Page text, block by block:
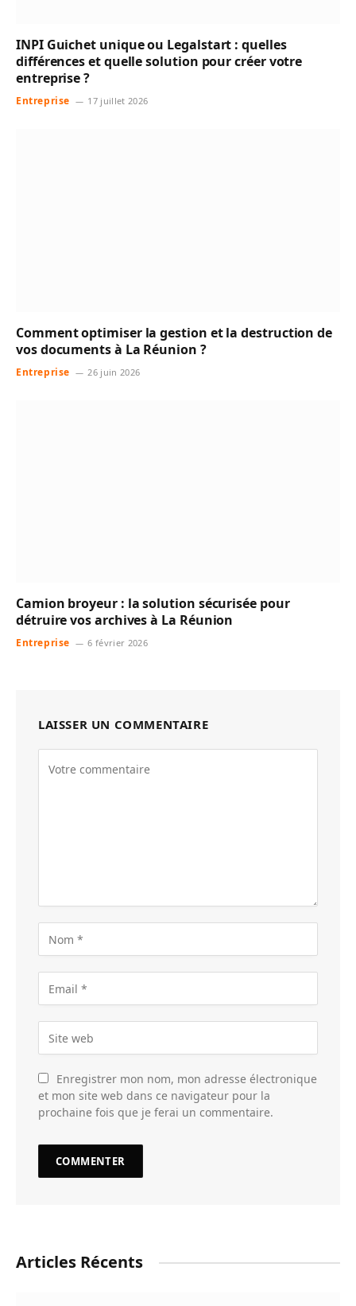
INPI Guichet unique ou Legalstart : quelles
différences et quelle solution pour créer votre
entreprise ?
Entreprise 17 juillet 2026
Comment optimiser la gestion et la destruction de
vos documents à La Réunion ?
Entreprise 26 juin 2026
Camion broyeur : la solution sécurisée pour
détruire vos archives à La Réunion
Entreprise 6 février 2026
LAISSER UN COMMENTAIRE
Enregistrer mon nom, mon adresse électronique
et mon site web dans ce navigateur pour la
prochaine fois que je ferai un commentaire.
Articles Récents